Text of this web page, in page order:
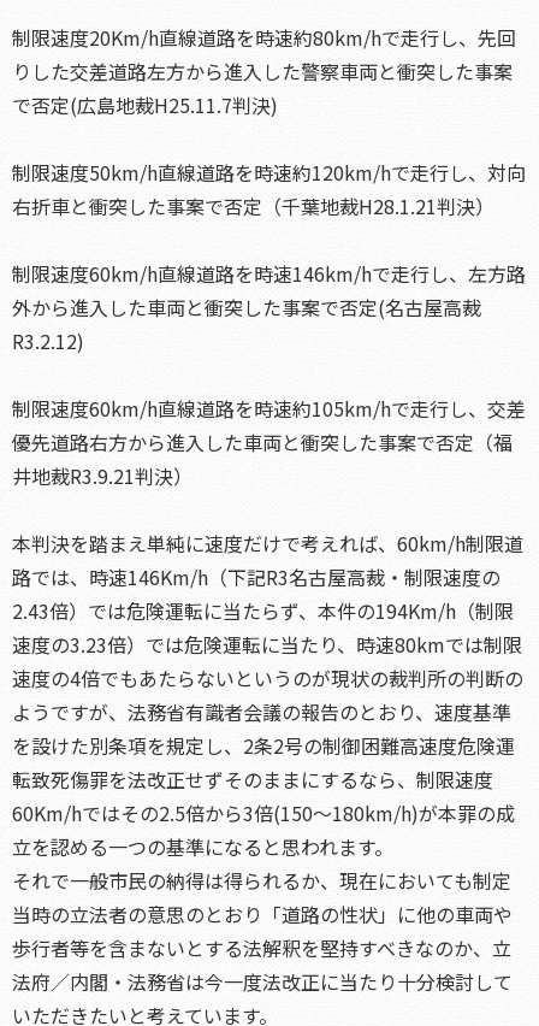
制限速度20Km/h直線道路を時速約80km/hで走行し、先回
りした交差道路左方から進入した警察車両と衝突した事案
で否定(広島地裁H25.11.7判決)
制限速度50km/h直線道路を時速約120km/hで走行し、対向
右折車と衝突した事案で否定（千葉地裁H28.1.21判決）
制限速度60km/h直線道路を時速146km/hで走行し、左方路
外から進入した車両と衝突した事案で否定(名古屋高裁
R3.2.12)
制限速度60km/h直線道路を時速約105km/hで走行し、交差
優先道路右方から進入した車両と衝突した事案で否定（福
井地裁R3.9.21判決）
本判決を踏まえ単純に速度だけで考えれば、60km/h制限道
路では、時速146Km/h（下記R3名古屋高裁・制限速度の
2.43倍）では危険運転に当たらず、本件の194Km/h（制限
速度の3.23倍）では危険運転に当たり、時速80kmでは制限
速度の4倍でもあたらないというのが現状の裁判所の判断の
ようですが、法務省有識者会議の報告のとおり、速度基準
を設けた別条項を規定し、2条2号の制御困難高速度危険運
転致死傷罪を法改正せずそのままにするなら、制限速度
60Km/hではその2.5倍から3倍(150～180km/h)が本罪の成
立を認める一つの基準になると思われます。
それで一般市民の納得は得られるか、現在においても制定
当時の立法者の意思のとおり「道路の性状」に他の車両や
歩行者等を含まないとする法解釈を堅持すべきなのか、立
法府／内閣・法務省は今一度法改正に当たり十分検討して
いただきたいと考えています。